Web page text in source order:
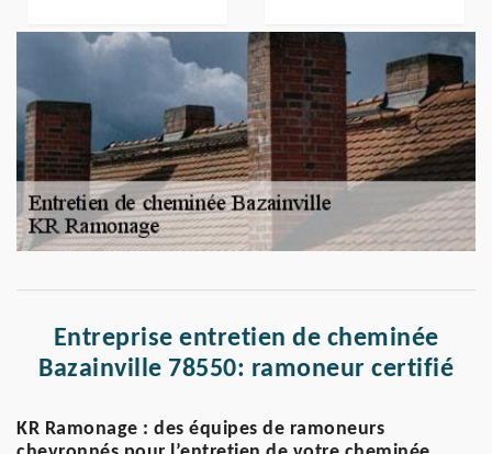
Entreprise entretien de cheminée
Bazainville 78550: ramoneur certifié
KR Ramonage : des équipes de ramoneurs